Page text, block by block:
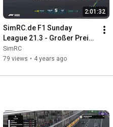
2:01:32
SimRC.de F1 Sunday
League 21.3 - Großer Preis
von Saudi-Arabien -
03.04.2022, 18:00 Uhr
SimRC
79 views • 4 years ago